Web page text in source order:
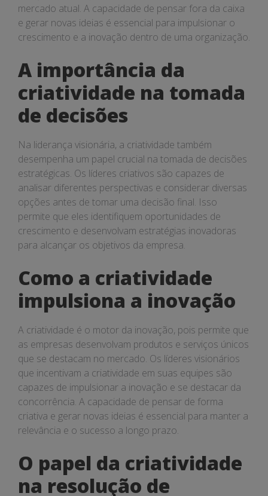
mercado atual. A capacidade de pensar fora da caixa
e gerar novas ideias é essencial para impulsionar o
crescimento e a inovação dentro de uma organização.
A importância da
criatividade na tomada
de decisões
Na liderança visionária, a criatividade também
desempenha um papel crucial na tomada de decisões
estratégicas. Os líderes criativos são capazes de
analisar diferentes perspectivas e considerar diversas
opções antes de tomar uma decisão final. Isso
permite que eles identifiquem oportunidades de
crescimento e desenvolvam estratégias inovadoras
para alcançar os objetivos da empresa.
Como a criatividade
impulsiona a inovação
A criatividade é o motor da inovação, pois permite que
as empresas desenvolvam produtos e serviços únicos
que se destacam no mercado. Os líderes visionários
que incentivam a criatividade em suas equipes são
capazes de impulsionar a inovação e se destacar da
concorrência. A capacidade de pensar de forma
criativa e gerar novas ideias é essencial para manter a
relevância e o sucesso a longo prazo.
O papel da criatividade
na resolução de